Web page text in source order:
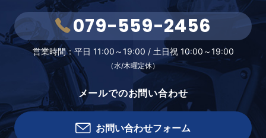
079-559-2456
営業時間：平日 11:00～19:00 / 土日祝 10:00～19:00
（水/木曜定休）
メールでのお問い合わせ
お問い合わせフォーム